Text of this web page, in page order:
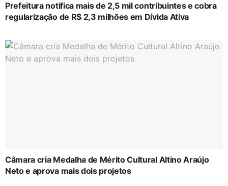
Prefeitura notifica mais de 2,5 mil contribuintes e cobra
regularização de R$ 2,3 milhões em Dívida Ativa
Câmara cria Medalha de Mérito Cultural Altino Araújo
Neto e aprova mais dois projetos